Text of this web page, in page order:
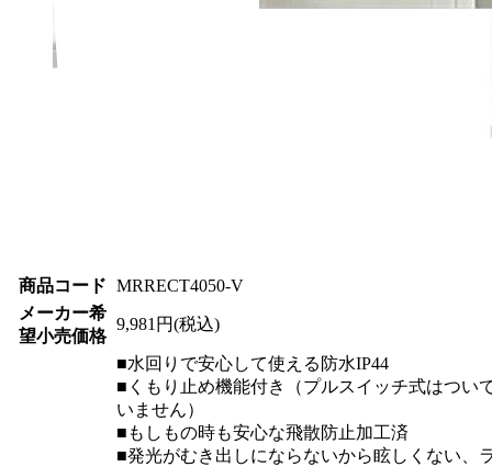
商品コード MRRECT4050-V
メーカー希
望小売価格
9,981円(税込)
■水回りで安心して使える防水IP44
■くもり止め機能付き（プルスイッチ式はつい
いません）
■もしもの時も安心な飛散防止加工済
■発光がむき出しにならないから眩しくない、